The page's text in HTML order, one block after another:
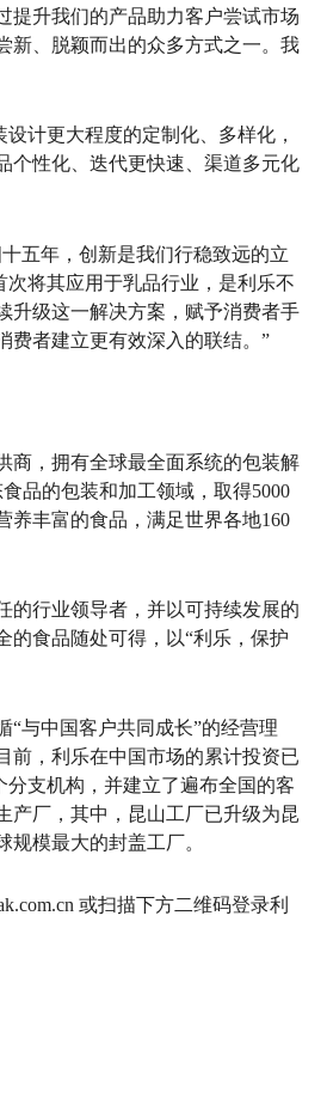
提升我们的产品助力客户尝试市场
新、脱颖而出的众多方式之一。我
计更大程度的定制化、多样化，
个性化、迭代更快速、渠道多元化
五年，创新是我们行稳致远的立
将其应用于乳品行业，是利乐不
升级这一解决方案，赋予消费者手
费者建立更有效深入的联结。”
商，拥有全球最全面系统的包装解
品的包装和加工领域，取得5000
养丰富的食品，满足世界各地160
的行业领导者，并以可持续发展的
的食品随处可得，以“利乐，保护
“与中国客户共同成长”的经营理
前，利乐在中国市场的累计投资已
支机构，并建立了遍布全国的客
产厂，其中，昆山工厂已升级为昆
模最大的封盖工厂。
或扫描下方二维码登录利